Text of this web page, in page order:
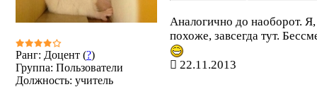
Ранг: Доцент (?)
Группа: Пользователи
Должность: учитель
Аналогично до наоборот. Я,
похоже, завсегда тут.
22.11.2013